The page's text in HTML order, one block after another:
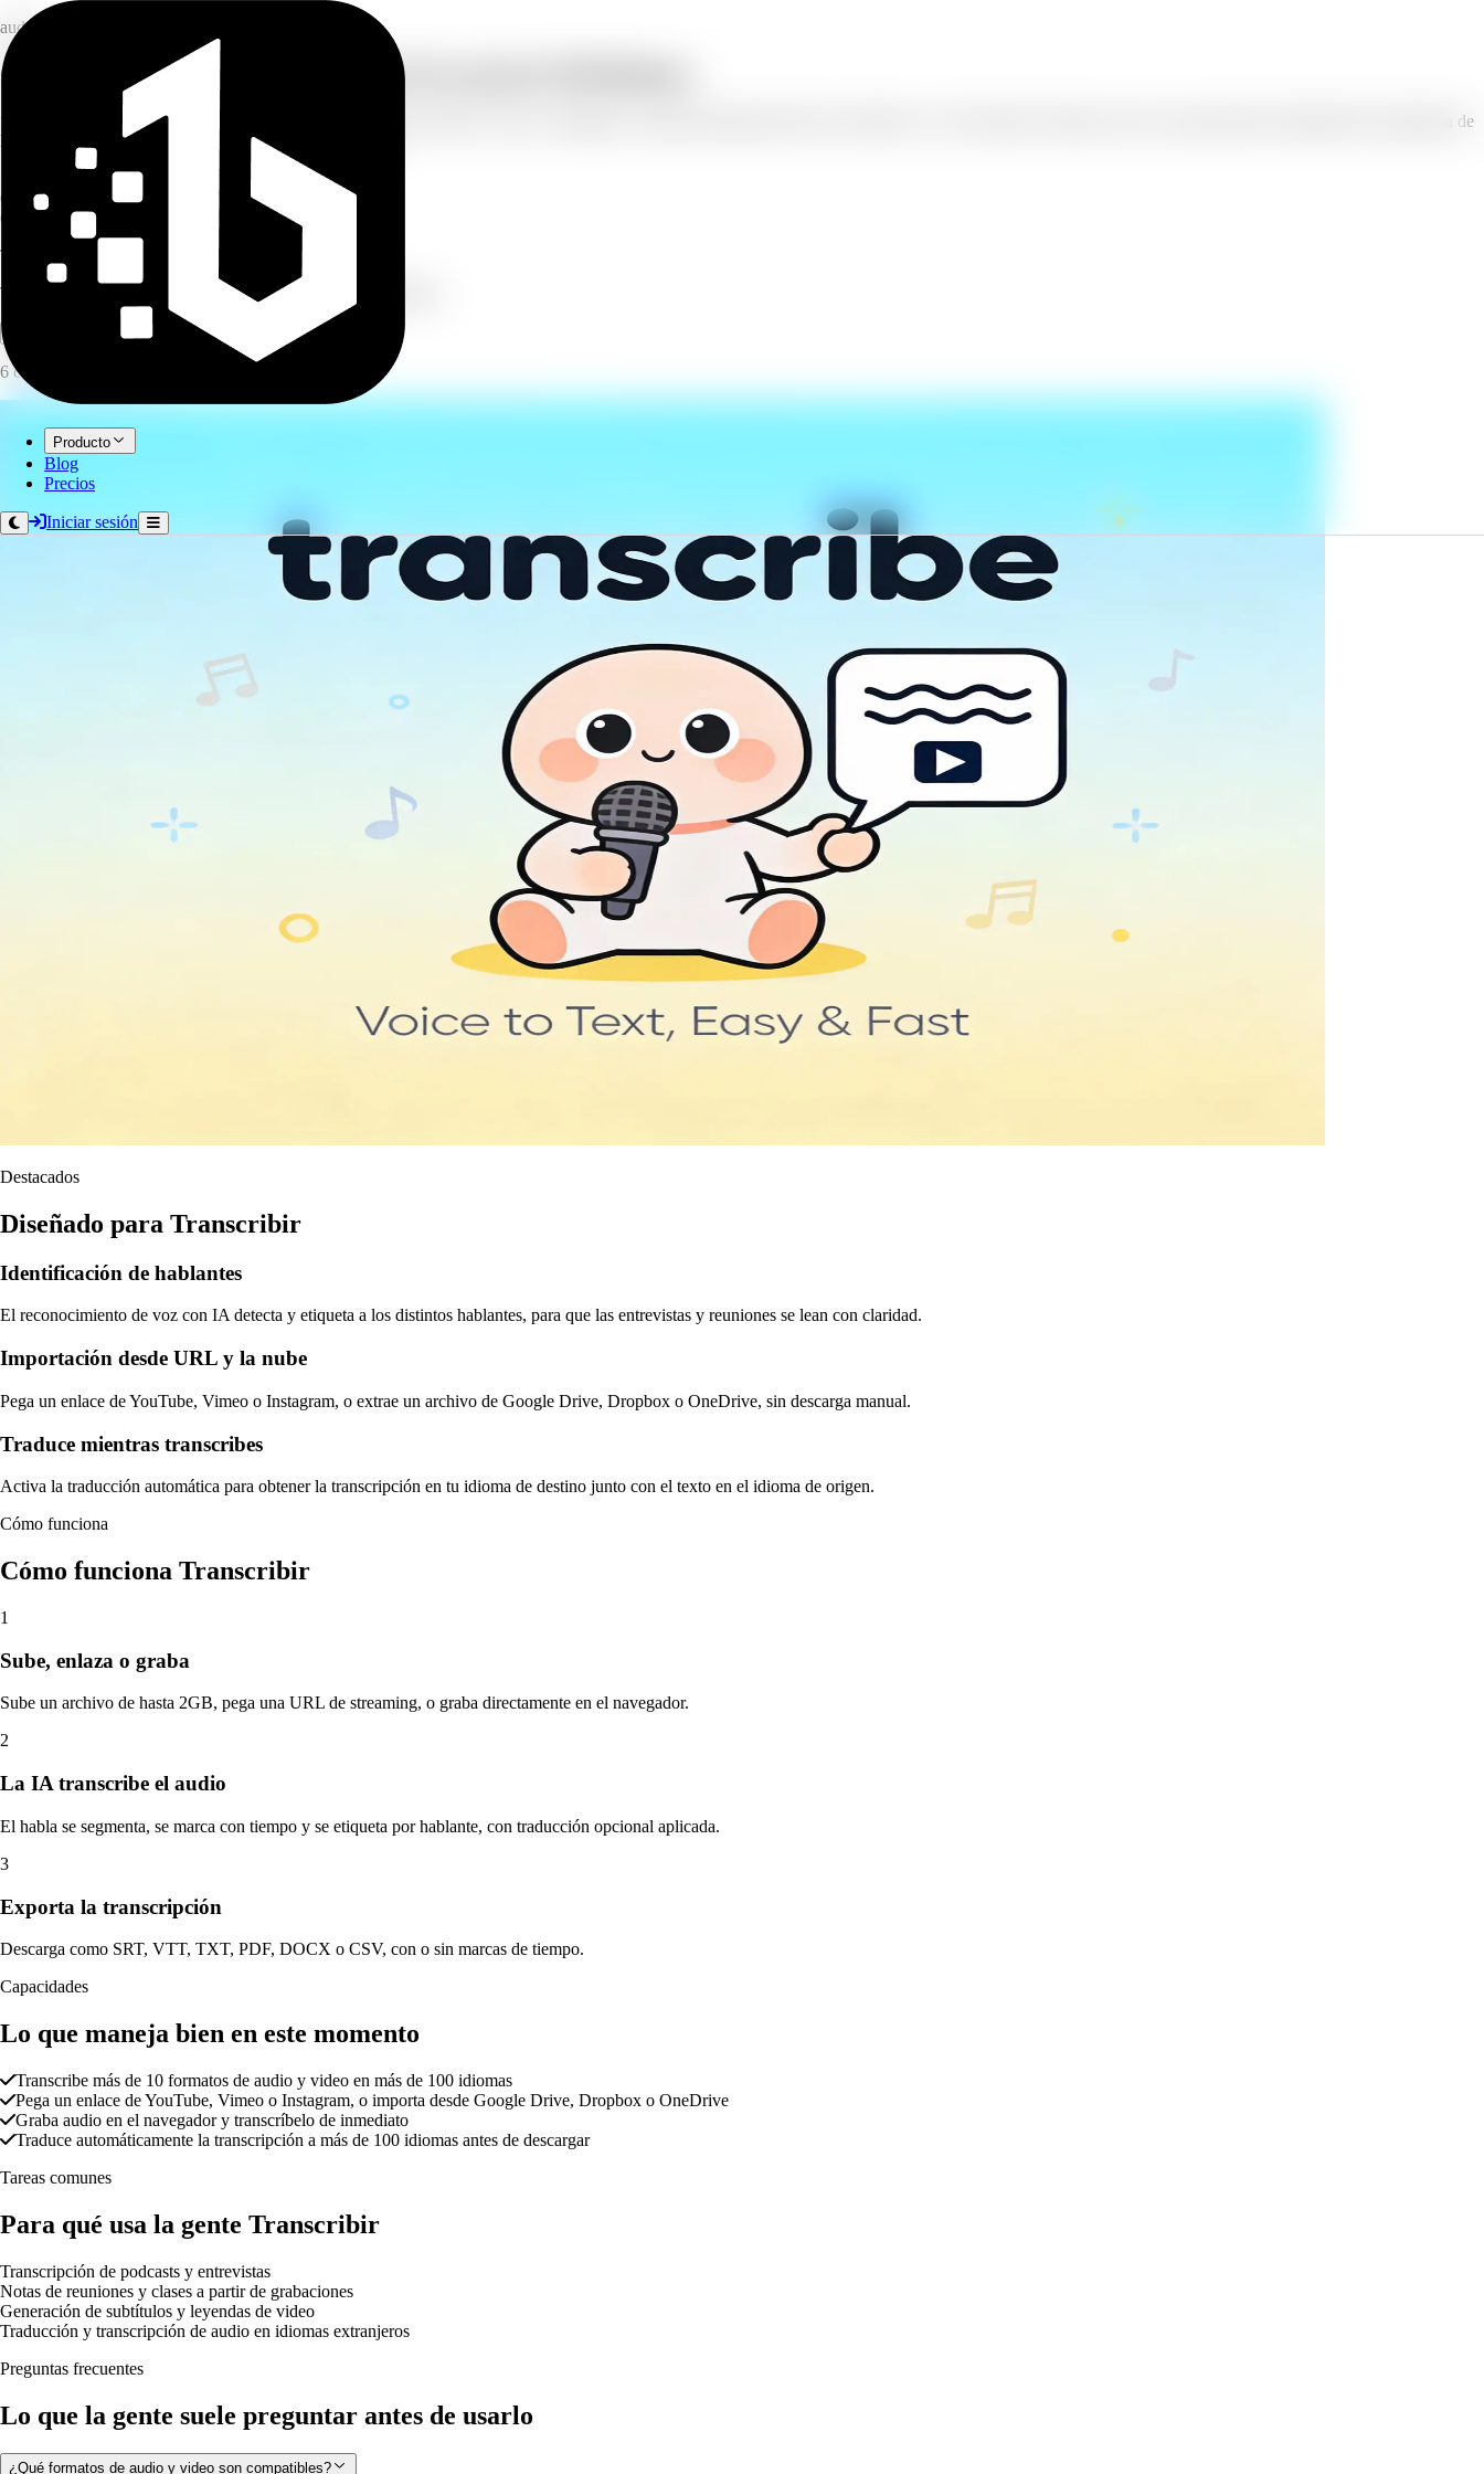
Producto
Blog
Precios
Iniciar sesión
audio
Convierte audio y video a texto con IA en más de 100 idiomas
Sube cualquier archivo de audio o video, pega un enlace de YouTube, Vimeo o Instagram, o graba directamente desde tu micrófono. La IA transcribe el habla a texto con alta precisión, identificación automática de
hablantes y traducción con un clic a más de 100 idiomas.
6
créditos/minuto
6
formatos de exportación
Transcribir
Transcribe audio y video a texto con IA en más de 100 idiomas.
Abrir espacio de trabajo completo
6 créditos por minuto.
Destacados
Diseñado para Transcribir
Identificación de hablantes
El reconocimiento de voz con IA detecta y etiqueta a los distintos hablantes, para que las entrevistas y reuniones se lean con claridad.
Importación desde URL y la nube
Pega un enlace de YouTube, Vimeo o Instagram, o extrae un archivo de Google Drive, Dropbox o OneDrive, sin descarga manual.
Traduce mientras transcribes
Activa la traducción automática para obtener la transcripción en tu idioma de destino junto con el texto en el idioma de origen.
Cómo funciona
Cómo funciona Transcribir
1
Sube, enlaza o graba
Sube un archivo de hasta 2GB, pega una URL de streaming, o graba directamente en el navegador.
2
La IA transcribe el audio
El habla se segmenta, se marca con tiempo y se etiqueta por hablante, con traducción opcional aplicada.
3
Exporta la transcripción
Descarga como SRT, VTT, TXT, PDF, DOCX o CSV, con o sin marcas de tiempo.
Capacidades
Lo que maneja bien en este momento
Transcribe más de 10 formatos de audio y video en más de 100 idiomas
Pega un enlace de YouTube, Vimeo o Instagram, o importa desde Google Drive, Dropbox o OneDrive
Graba audio en el navegador y transcríbelo de inmediato
Traduce automáticamente la transcripción a más de 100 idiomas antes de descargar
Tareas comunes
Para qué usa la gente Transcribir
Transcripción de podcasts y entrevistas
Notas de reuniones y clases a partir de grabaciones
Generación de subtítulos y leyendas de video
Traducción y transcripción de audio en idiomas extranjeros
Preguntas frecuentes
Lo que la gente suele preguntar antes de usarlo
¿Qué formatos de audio y video son compatibles?